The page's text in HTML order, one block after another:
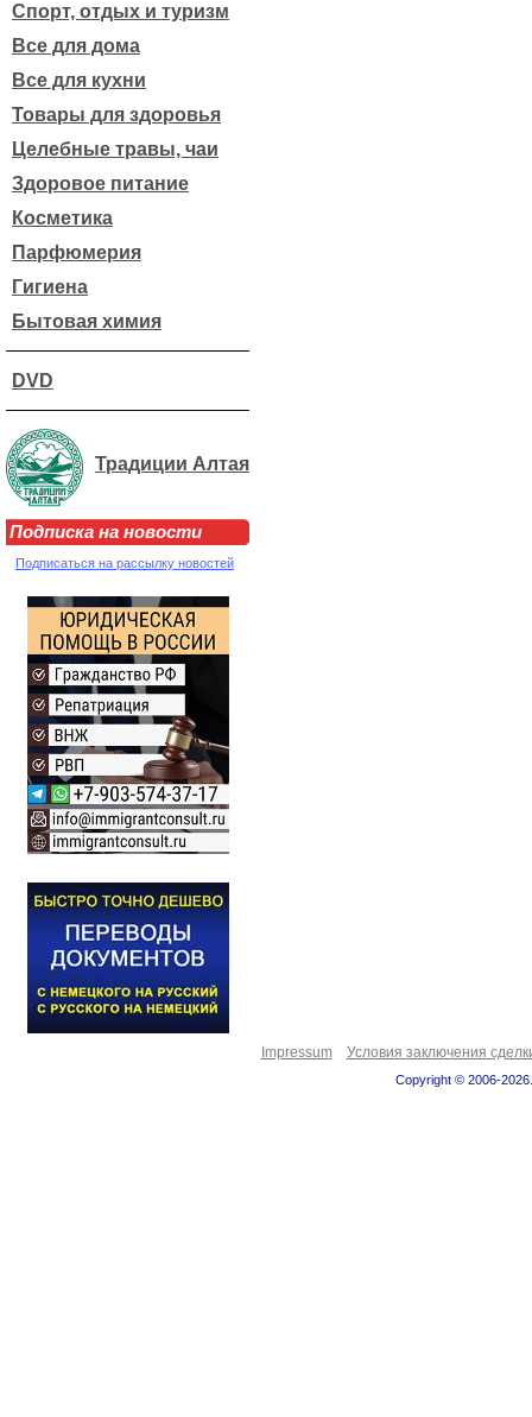
Спорт, отдых и туризм
Все для дома
Все для кухни
Товары для здоровья
Целебные травы, чаи
Здоровое питание
Косметика
Парфюмерия
Гигиена
Бытовая химия
DVD
Традиции Алтая
Подписка на новости
Подписаться на рассылку новостей
Impressum Условия заключения
Copyright © 2006-